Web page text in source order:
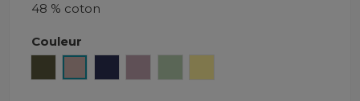
48 % coton
Couleur